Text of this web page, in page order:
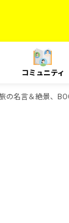
コミュニティ
名言＆絶景、